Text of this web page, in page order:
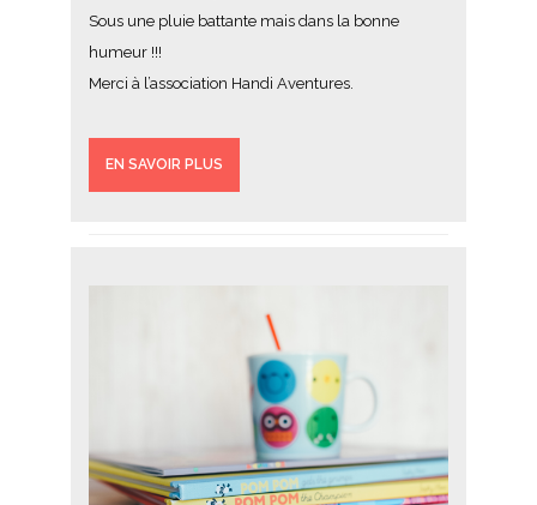
Sous une pluie battante mais dans la bonne
humeur !!!
Merci à l’association Handi Aventures.
EN SAVOIR PLUS